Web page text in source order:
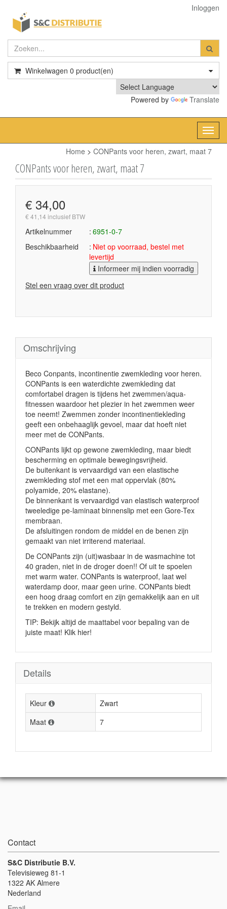
Inloggen
Winkelwagen 0 product(en)
Powered by Translate
Home > CONPants voor heren, zwart, maat 7
CONPants voor heren, zwart, maat 7
€ 34,00
€ 41,14 inclusief BTW
Artikelnummer
6951-0-7
Beschikbaarheid
Niet op voorraad, bestel met
levertijd
Informeer mij indien voorradig
Stel een vraag over dit product
Omschrijving
Beco Conpants, incontinentie zwemkleding voor heren.
CONPants is een waterdichte zwemkleding dat
comfortabel dragen is tijdens het zwemmen/aqua-
fitnessen waardoor het plezier in het zwemmen weer
toe neemt! Zwemmen zonder incontinentiekleding
geeft een onbehaaglijk gevoel, maar dat hoeft niet
meer met de CONPants.
CONPants lijkt op gewone zwemkleding, maar biedt
bescherming en optimale bewegingsvrijheid.
De buitenkant is vervaardigd van een elastische
zwemkleding stof met een mat oppervlak (80%
polyamide, 20% elastane).
De binnenkant is vervaardigd van elastisch waterproof
tweeledige pe-laminaat binnenslip met een Gore-Tex
membraan.
De afsluitingen rondom de middel en de benen zijn
gemaakt van niet irriterend materiaal.
De CONPants zijn (uit)wasbaar in de wasmachine tot
40 graden, niet in de droger doen!! Of uit te spoelen
met warm water. CONPants is waterproof, laat wel
waterdamp door, maar geen urine. CONPants biedt
een hoog draag comfort en zijn gemakkelijk aan en uit
te trekken en modern gestyld.
TIP: Bekijk altijd de maattabel voor bepaling van de
juiste maat! Klik hier!
Details
Kleur
Zwart
Maat
7
Contact
S&C Distributie B.V.
Televisieweg 81-1
1322 AK Almere
Nederland